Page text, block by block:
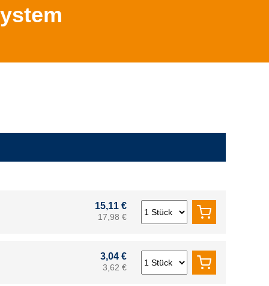
15,11 €
17,98 €
3,04 €
3,62 €